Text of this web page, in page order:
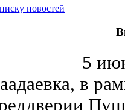
новостей
5
в